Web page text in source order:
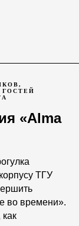
«Alma
ТГУ
во времени».
как